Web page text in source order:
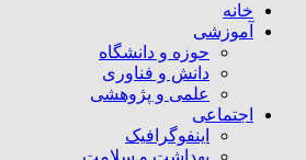
خانه
آموزشی
حوزه و دانشگاه
دانش و فناوری
علمی و پژوهشی
اجتماعی
اینفوگرافیک
بهداشت و سلامت